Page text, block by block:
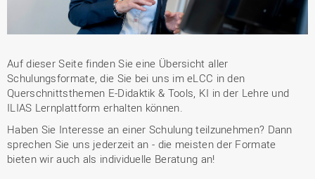
Auf dieser Seite finden Sie eine Übersicht aller
Schulungsformate, die Sie bei uns im eLCC in den
Querschnittsthemen E-Didaktik & Tools, KI in der Lehre und
ILIAS Lernplattform erhalten können.
Haben Sie Interesse an einer Schulung teilzunehmen? Dann
sprechen Sie uns jederzeit an - die meisten der Formate
bieten wir auch als individuelle Beratung an!